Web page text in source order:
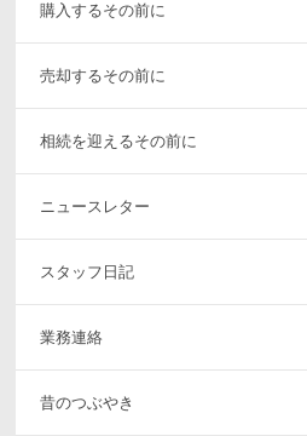
購入するその前に
売却するその前に
相続を迎えるその前に
ニュースレター
スタッフ日記
業務連絡
昔のつぶやき